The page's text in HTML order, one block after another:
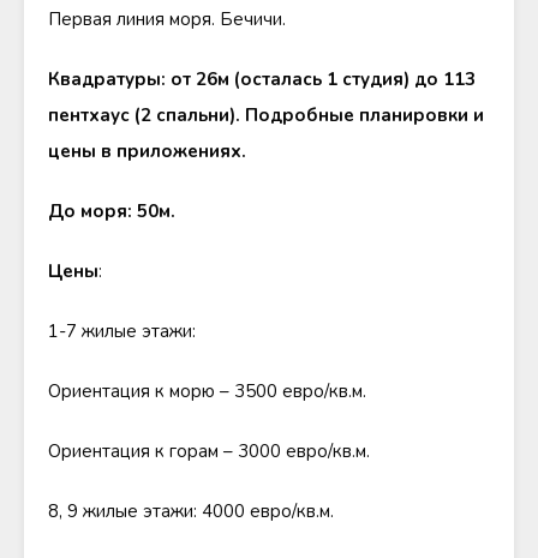
Первая линия моря. Бечичи.
Квадратуры: от 26м (осталась 1 студия) до 113
пентхаус (2 спальни). Подробные планировки и
цены в приложениях.
До моря: 50м.
Цены:
1-7 жилые этажи:
Ориентация к морю – 3500 евро/кв.м.
Ориентация к горам – 3000 евро/кв.м.
8, 9 жилые этажи: 4000 евро/кв.м.